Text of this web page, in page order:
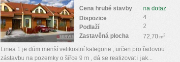
na dotaz
Cena hrubé stavby
4
Dispozice
2
Podlaží
72,70 m2
Zastavěná plocha
Linea 1 je dům menší velikostní kategorie , určen pro řadovou
zástavbu na pozemky o šířce 9 m , dá se realizovat i jak...